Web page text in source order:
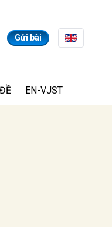
Gửi bài
EN-VJST